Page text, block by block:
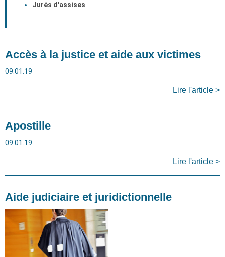
Jurés d'assises
Accès à la justice et aide aux victimes
09.01.19
Lire l'article >
Apostille
09.01.19
Lire l'article >
Aide judiciaire et juridictionnelle